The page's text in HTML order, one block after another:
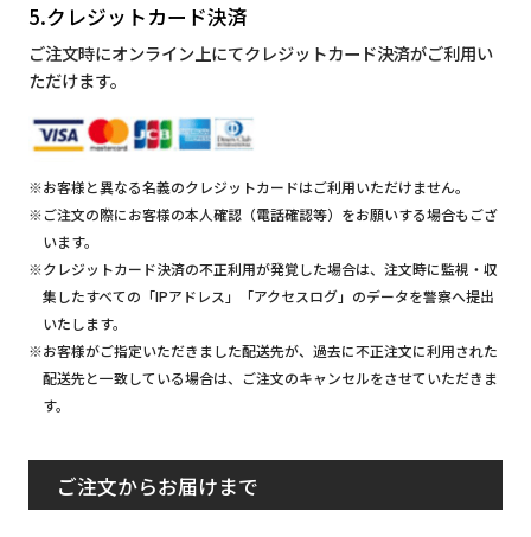
5.クレジットカード決済
ご注文時にオンライン上にてクレジットカード決済がご利用い
ただけます。
※お客様と異なる名義のクレジットカードはご利用いただけません。
※ご注文の際にお客様の本人確認（電話確認等）をお願いする場合もござ
います。
※クレジットカード決済の不正利用が発覚した場合は、注文時に監視・収
集したすべての「IPアドレス」「アクセスログ」のデータを警察へ提出
いたします。
※お客様がご指定いただきました配送先が、過去に不正注文に利用された
配送先と一致している場合は、ご注文のキャンセルをさせていただきま
す。
ご注文からお届けまで